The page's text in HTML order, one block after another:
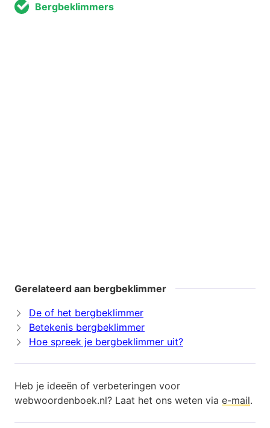
Bergbeklimmers
Gerelateerd aan bergbeklimmer
De of het bergbeklimmer
Betekenis bergbeklimmer
Hoe spreek je bergbeklimmer uit?
Heb je ideeën of verbeteringen voor
webwoordenboek.nl? Laat het ons weten via e-mail.